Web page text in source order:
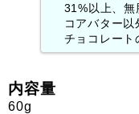
31%以上、無
コアバター
チョコレート
内容量
60g